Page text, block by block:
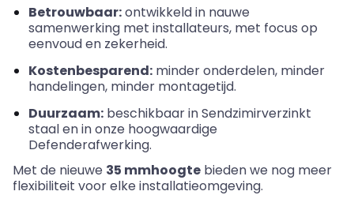
Betrouwbaar:ontwikkeld in nauwe
samenwerking met installateurs, met focus op
eenvoud en zekerheid.
Kostenbesparend: minder onderdelen, minder
handelingen, minder montagetijd.
Duurzaam: beschikbaar in Sendzimirverzinkt
staal en in onze hoogwaardige
Defenderafwerking.
Met de nieuwe 35 mmhoogte bieden we nog meer
flexibiliteit voor elke installatieomgeving.